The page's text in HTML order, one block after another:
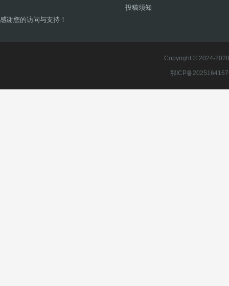
感谢您的访问与支持！
投稿须知
Copyright © 2024-
鄂ICP备